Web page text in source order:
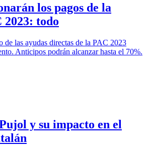
los pagos de la
2023: todo
de las ayudas directas de la PAC 2023
Anticipos podrán alcanzar hasta el 70%.
y su impacto en el